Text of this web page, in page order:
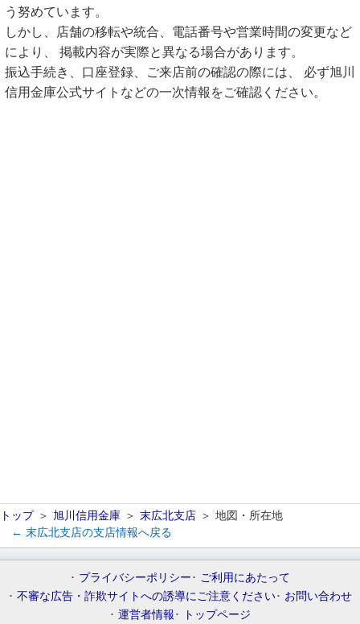
う努めています。
しかし、店舗の移転や統合、電話番号や営業時間の変更など
により、 掲載内容が実際と異なる場合があります。
振込手続き、口座登録、ご来店前の確認の際には、 必ず旭川
信用金庫公式サイトなどの一次情報をご確認ください。
トップ 旭川信用金庫 末広北支店
地図・所在地
← 末広北支店の支店情報へ戻る
プライバシーポリシー
ご利用にあたって
不審な広告・詐欺サイトへの誘導にご注意ください
お問い合わせ
運営者情報
トップページ